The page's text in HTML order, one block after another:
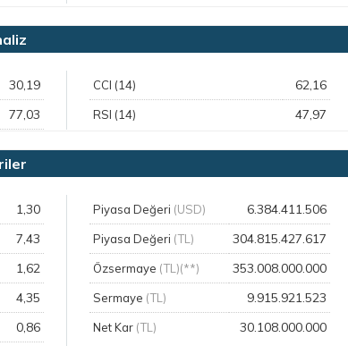
30,19
77,03
CCI (14) 62,16
RSI (14) 47,97
1,30
7,43
1,62
4,35
0,86
Piyasa Değeri (USD) 6.384.411.506
Piyasa Değeri (TL) 304.815.427.617
Özsermaye (TL)(**) 353.008.000.000
Sermaye (TL) 9.915.921.523
Net Kar (TL)
30.108.000.000